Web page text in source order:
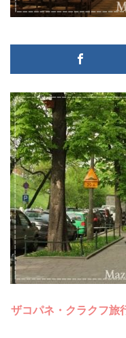
ザコパネ・クラクフ